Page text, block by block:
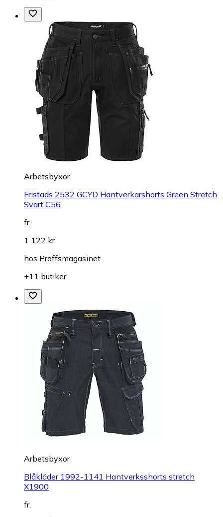
Arbetsbyxor
Fristads 2532 GCYD Hantverkarshorts Green Stretch
Svart C56
fr.
1 122 kr
hos Proffsmagasinet
+11 butiker
Arbetsbyxor
Blåkläder 1992-1141 Hantverksshorts stretch
X1900
fr.